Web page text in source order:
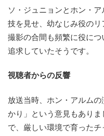
ソ・ジュニョンとホン・
技を見せ、幼なじみ役の
撮影の合間も頻繁に役に
追求していたそうです。
視聴者からの反響
放送当時、ホン・アルム
かり」という意見もあり
で、厳しい環境で育った